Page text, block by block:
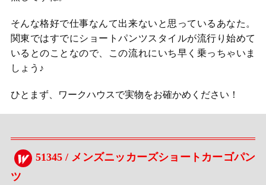
そんな格好で仕事なんて出来ないと思っているあなた。
関東ではすでにショートパンツスタイルが流行り始めて
いるとのことなので、この流れにいち早く乗っちゃいま
しょう♪
ひとまず、ワークハウスで実物をお確かめください！
51345 / メンズニッカーズショートカーゴパン
ツ